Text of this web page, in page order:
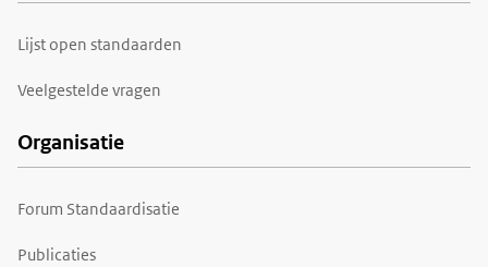
Lijst open standaarden
Veelgestelde vragen
Organisatie
Forum Standaardisatie
Publicaties